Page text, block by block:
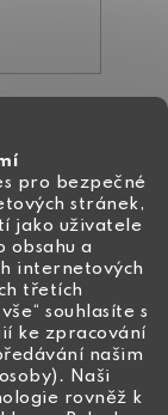
pro bezpečné
stránek,
jako uživatele
obsahu a
internetových
třetích
souhlasíte s
ke zpracování
našim
Naši
rovněž k